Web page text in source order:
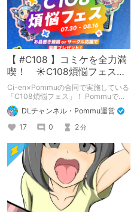
【 #C108 】コミケを全力満
喫！ ☀C108煩悩フェス☀
Pommu版のご案内
Ci-en×Pommuの合同で実施している
「C108煩悩フェス」！ Pommuでの
参加方法について、改めてこちらでも
ご案内いたします！
DLチャンネル・Pommu運営
17
0 2分